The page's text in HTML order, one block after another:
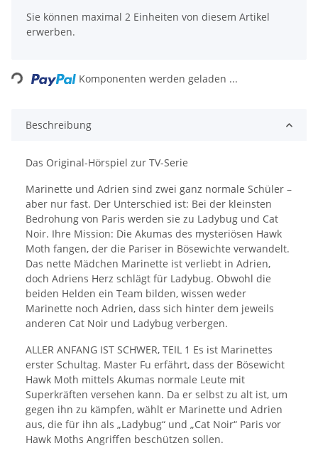
Sie können maximal 2 Einheiten von diesem Artikel
erwerben.
Loading... Komponenten werden geladen ...
Beschreibung
Das Original-Hörspiel zur TV-Serie
Marinette und Adrien sind zwei ganz normale Schüler –
aber nur fast. Der Unterschied ist: Bei der kleinsten
Bedrohung von Paris werden sie zu Ladybug und Cat
Noir. Ihre Mission: Die Akumas des mysteriösen Hawk
Moth fangen, der die Pariser in Bösewichte verwandelt.
Das nette Mädchen Marinette ist verliebt in Adrien,
doch Adriens Herz schlägt für Ladybug. Obwohl die
beiden Helden ein Team bilden, wissen weder
Marinette noch Adrien, dass sich hinter dem jeweils
anderen Cat Noir und Ladybug verbergen.
ALLER ANFANG IST SCHWER, TEIL 1 Es ist Marinettes
erster Schultag. Master Fu erfährt, dass der Bösewicht
Hawk Moth mittels Akumas normale Leute mit
Superkräften versehen kann. Da er selbst zu alt ist, um
gegen ihn zu kämpfen, wählt er Marinette und Adrien
aus, die für ihn als „Ladybug“ und „Cat Noir“ Paris vor
Hawk Moths Angriffen beschützen sollen.